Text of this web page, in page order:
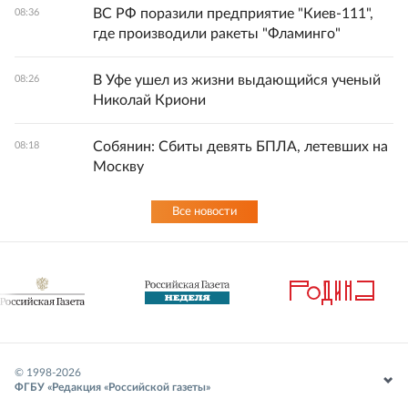
08:36
ВС РФ поразили предприятие "Киев-111",
где производили ракеты "Фламинго"
08:26
В Уфе ушел из жизни выдающийся ученый
Николай Криони
08:18
Собянин: Сбиты девять БПЛА, летевших на
Москву
Все новости
© 1998-2026
ФГБУ «Редакция «Российской газеты»